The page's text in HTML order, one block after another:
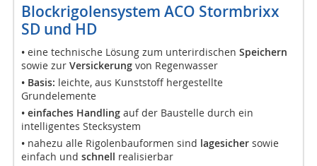
Blockrigolensystem ACO Stormbrixx
SD und HD
• eine technische Lösung zum unterirdischen Speichern
sowie zur Versickerung von Regenwasser
• Basis: leichte, aus Kunststoff hergestellte
Grundelemente
• einfaches Handling auf der Baustelle durch ein
intelligentes Stecksystem
• nahezu alle Rigolenbauformen sind lagesicher sowie
einfach und schnell realisierbar